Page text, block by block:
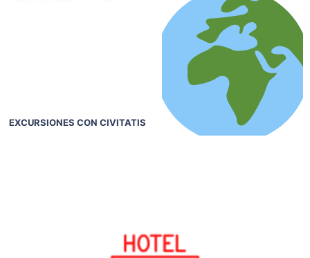
EXCURSIONES CON CIVITATIS